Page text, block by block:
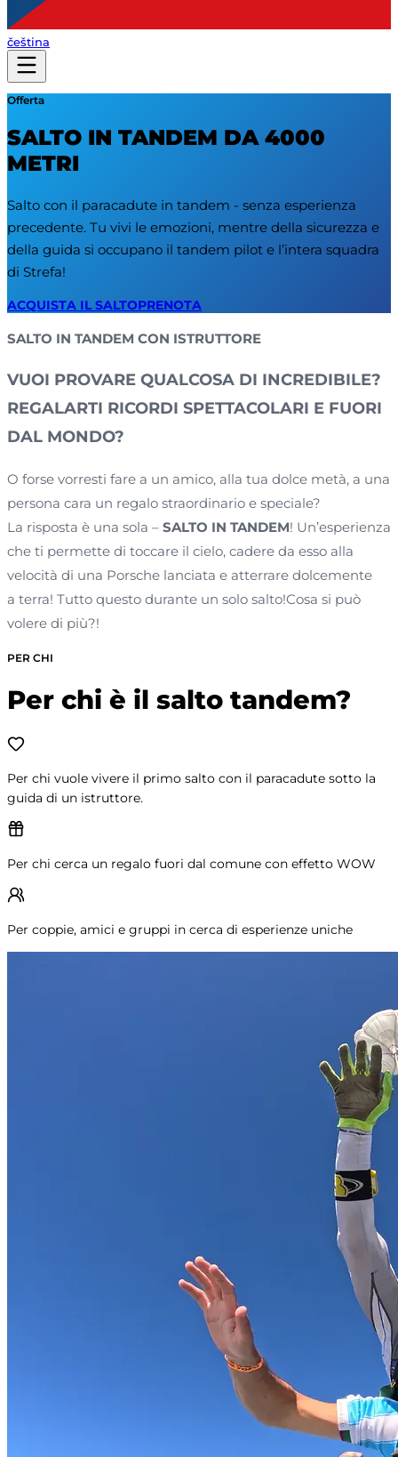
čeština
Offerta
SALTO IN TANDEM DA 4000
METRI
Salto con il paracadute in tandem - senza esperienza
precedente. Tu vivi le emozioni, mentre della sicurezza e
della guida si occupano il tandem pilot e l’intera squadra
di Strefa!
ACQUISTA IL SALTOPRENOTA
SALTO IN TANDEM CON ISTRUTTORE
VUOI PROVARE QUALCOSA DI INCREDIBILE?
REGALARTI RICORDI SPETTACOLARI E FUORI
DAL MONDO?
O forse vorresti fare a un amico, alla tua dolce metà, a una
persona cara un regalo straordinario e speciale?
​​​​​​​La risposta è una sola – SALTO IN TANDEM! Un’esperienza
che ti permette di toccare il cielo, cadere da esso alla
velocità di una Porsche lanciata e atterrare dolcemente
a terra! Tutto questo durante un solo salto!Cosa si può
volere di più?!
PER CHI
Per chi è il salto tandem?
Per chi vuole vivere il primo salto con il paracadute sotto la
guida di un istruttore.
Per chi cerca un regalo fuori dal comune con effetto WOW
Per coppie, amici e gruppi in cerca di esperienze uniche